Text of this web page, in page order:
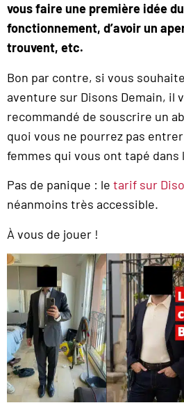
vous faire une première idée
fonctionnement, d’avoir un
trouvent, etc.
Bon par contre, si vous
aventure sur Disons Demain, il
recommandé de souscrire un
quoi vous ne pourrez pas
femmes qui vous ont tapé dans
Pas de panique : le tarif sur
néanmoins très accessible.
À vous de jouer !